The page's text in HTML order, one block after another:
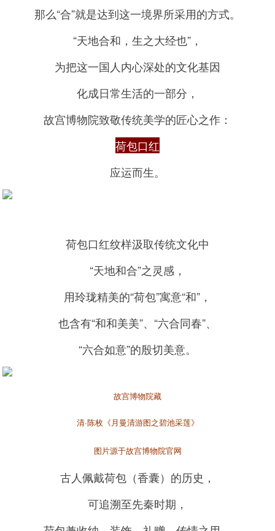
那么“合”就是达到这一境界所采用的方式。
“天地合和，生之大经也”，
为把这一国人内心深处的文化基因
化成日常生活的一部分，
故宫博物院致敬传统美学的匠心之作：
荷包口红
应运而生。
荷包口红纹样汲取传统文化中
“天地和合”之灵感，
用玲珑精美的“荷包”寓意“和”，
也含有“和和美美”、“六合同春”、
“六合如意”的殷切美意。
故宫博物院藏
清·陈枚《月曼清游图之碧池采莲》
图片源于故宫博物院官网
古人佩戴荷包（香囊）的历史，
可追溯至先秦时期，